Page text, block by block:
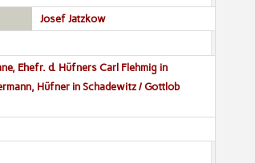
Josef Jatzkow
Ehefr. d. Hüfners Carl Flehmig in
Hüfner in Schadewitz / Gottlob